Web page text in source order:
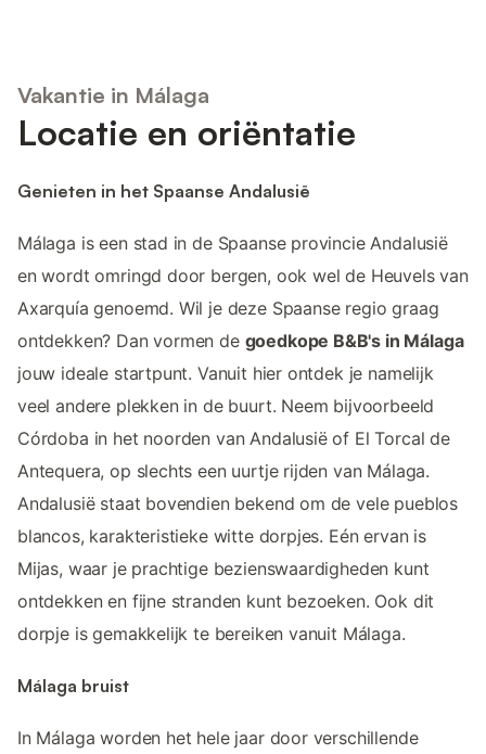
Vakantie in Málaga
Locatie en oriëntatie
Genieten in het Spaanse Andalusië
Málaga is een stad in de Spaanse provincie Andalusië
en wordt omringd door bergen, ook wel de Heuvels van
Axarquía genoemd. Wil je deze Spaanse regio graag
ontdekken? Dan vormen de goedkope B&B's in Málaga
jouw ideale startpunt. Vanuit hier ontdek je namelijk
veel andere plekken in de buurt. Neem bijvoorbeeld
Córdoba in het noorden van Andalusië of El Torcal de
Antequera, op slechts een uurtje rijden van Málaga.
Andalusië staat bovendien bekend om de vele pueblos
blancos, karakteristieke witte dorpjes. Eén ervan is
Mijas, waar je prachtige bezienswaardigheden kunt
ontdekken en fijne stranden kunt bezoeken. Ook dit
dorpje is gemakkelijk te bereiken vanuit Málaga.
Málaga bruist
In Málaga worden het hele jaar door verschillende